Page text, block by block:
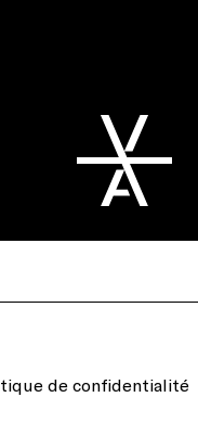
de confidentialité